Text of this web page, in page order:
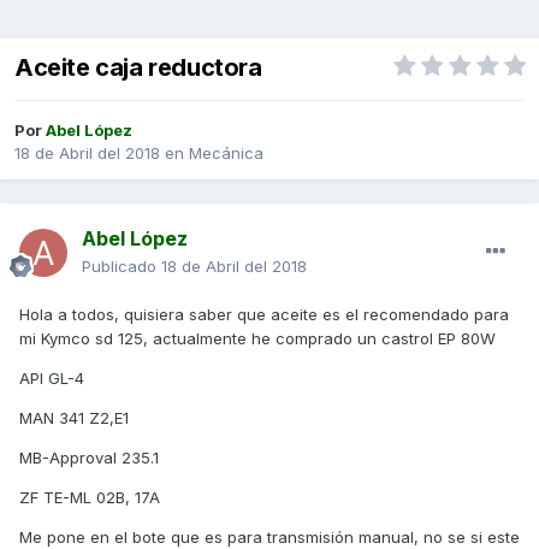
Aceite caja reductora
PorAbel López
18 de Abril del 2018 en Mecánica
Abel López
Publicado 18 de Abril del 2018
Hola a todos, quisiera saber que aceite es el recomendado para
mi Kymco sd 125, actualmente he comprado un castrol EP 80W
API GL-4
MAN 341 Z2,E1
MB-Approval 235.1
ZF TE-ML 02B, 17A
Me pone en el bote que es para transmisión manual, no se si este